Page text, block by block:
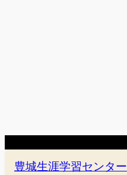
豊城生涯学習センター